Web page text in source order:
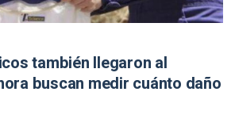
también llegaron al
buscan medir cuánto daño